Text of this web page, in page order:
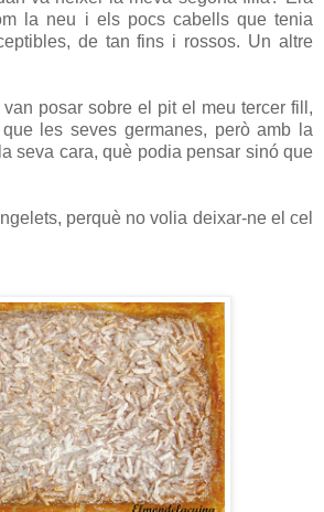
la neu i els pocs cabells que tenia
de tan fins i rossos. Un altre
van posar sobre el pit el meu tercer fill,
les seves germanes, però amb la
seva cara, què podia pensar sinó que
perquè no volia deixar-ne el cel